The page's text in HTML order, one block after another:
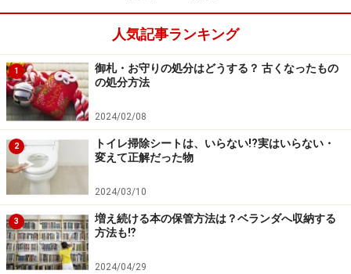
人気記事ランキング
1
御札・お守りの処分はどうする？ 古くなったもの
の処分方法
2024/02/08
2
トイレ掃除シートは、いらない!?実はいらない・
変えて正解だった物
2024/03/10
3
増え続ける本の保管方法は？ベランダへ収納する
方法も⁉︎
2024/04/29